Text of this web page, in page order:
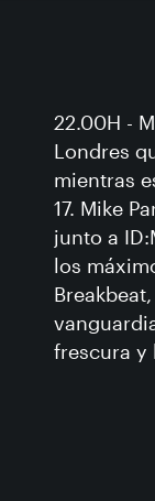
22.00H -
Londres
mientras
17. Mike
junto a
los
frescura y